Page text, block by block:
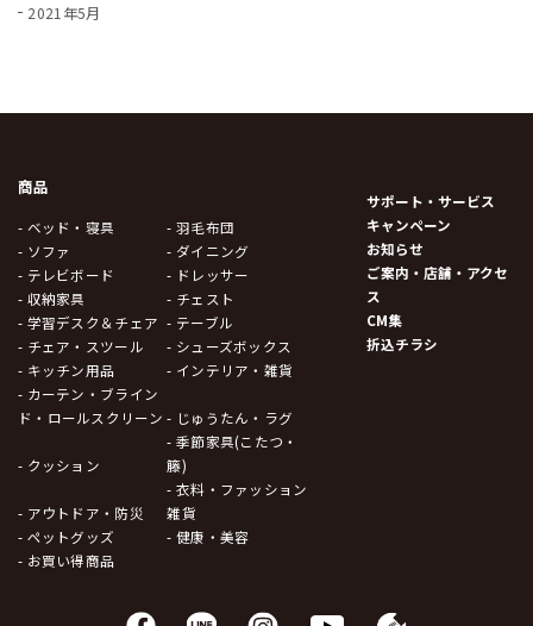
2021年5月
商品
- ベッド・寝具
- 羽毛布団
- ソファ
- ダイニング
- テレビボード
- ドレッサー
- 収納家具
- チェスト
- 学習デスク＆チェア - テーブル
- チェア・スツール
- シューズボックス
- キッチン用品
- インテリア・雑貨
- カーテン・ブライン
ド・ロールスクリーン - じゅうたん・ラグ
- クッション
- 季節家具(こたつ・
籐)
- アウトドア・防災
- 衣料・ファッション
雑貨
- ペットグッズ
- 健康・美容
- お買い得商品
サポート・サービス
キャンペーン
お知らせ
ご案内・店舗・アクセ
ス
CM集
折込チラシ